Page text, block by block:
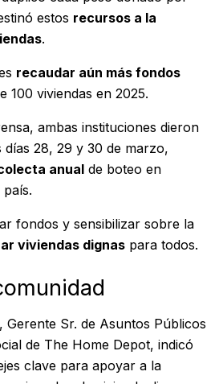
estos recursos a la
.
recaudar aún más fondos
100 viviendas en 2025.
ambas instituciones dieron
28, 29 y 30 de marzo,
anual de boteo en
país.
fondos y sensibilizar sobre la
viviendas dignas para todos.
Gerente Sr. de Asuntos Públicos
de The Home Depot, indicó
clave para apoyar a la